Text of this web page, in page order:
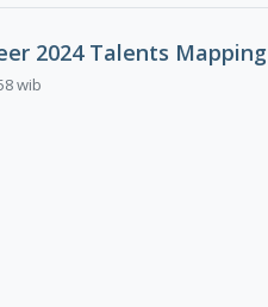
2024 Talents Mapping
wib